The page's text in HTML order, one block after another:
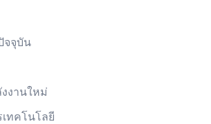
จจุบัน
งานใหม่
ทคโนโลยี